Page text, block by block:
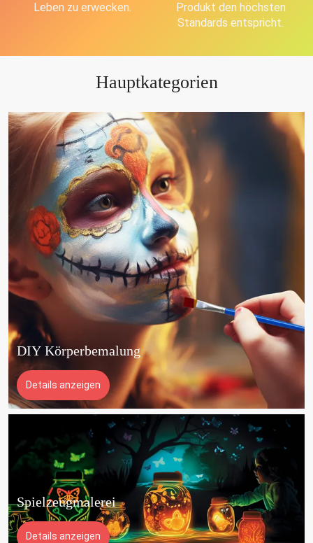
Leben zu erwecken.
Produkt den höchsten
Standards entspricht.
Hauptkategorien
DIY Körperbemalung
Details anzeigen
Spielzeugmalerei
Details anzeigen